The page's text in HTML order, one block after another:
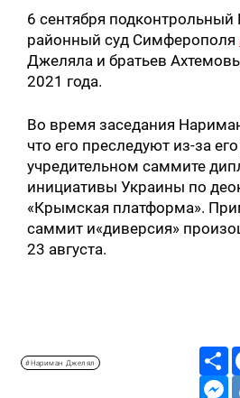
Искать:
6 сентября
районный суд Симферополя
Джеляла и братьев
2021 года.
Во время заседания
что его преследуют из-за
учредительном саммите
инициативы Украины по
«Крымская платформа».
саммит и«диверсия»
23 августа.
#Нариман Джелял